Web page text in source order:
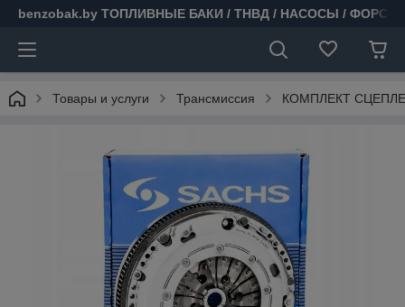
benzobak.by ТОПЛИВНЫЕ БАКИ / ТНВД / НАСОСЫ /
Товары и услуги Трансмиссия КОМПЛЕКТ